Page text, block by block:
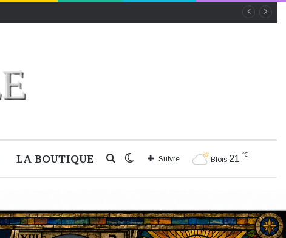
LA BOUTIQUE Blois 21 ℃
Suivre
Switch
Rechercher